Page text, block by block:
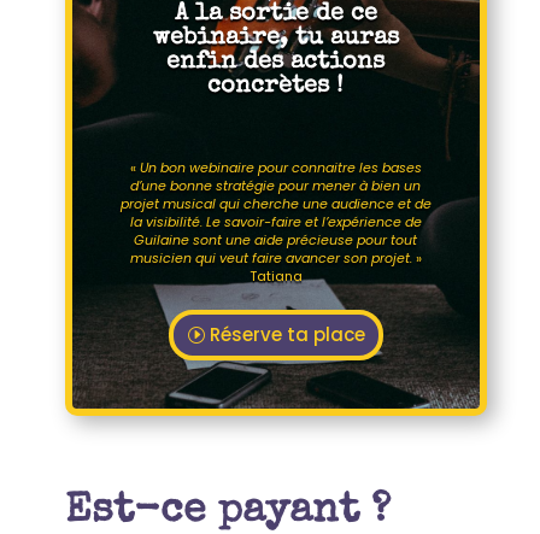
A la sortie de ce
webinaire, tu auras
enfin des actions
concrètes !
«Un bon webinaire pour connaitre les bases
d’une bonne stratégie pour mener à bien un
projet musical qui cherche une audience et de
la visibilité. Le savoir-faire et l’expérience de
Guilaine sont une aide précieuse pour tout
musicien qui veut faire avancer son projet.»
Tatiana
Réserve ta place
Est-ce payant ?